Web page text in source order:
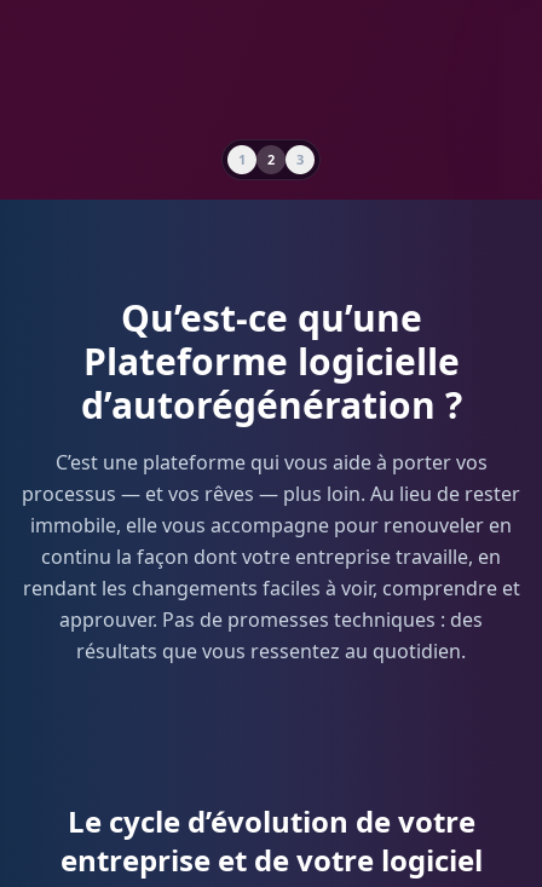
1 2 3
Qu’est-ce qu’une
Plateforme logicielle
d’autorégénération ?
C’est une plateforme qui vous aide à porter vos
processus — et vos rêves — plus loin. Au lieu de rester
immobile, elle vous accompagne pour renouveler en
continu la façon dont votre entreprise travaille, en
rendant les changements faciles à voir, comprendre et
approuver. Pas de promesses techniques : des
résultats que vous ressentez au quotidien.
Le cycle d’évolution de votre
entreprise et de votre logiciel